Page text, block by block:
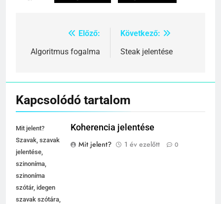
Bejegyzés
navigáció
Előző:
Algoritmus fogalma
Következő:
Steak jelentése
Kapcsolódó tartalom
Mit jelent?
Szavak, szavak
jelentése,
szinoníma,
szinoníma
szótár, idegen
szavak szótára,
Koherencia jelentése
Mit jelent?
1 év ezelőtt 0